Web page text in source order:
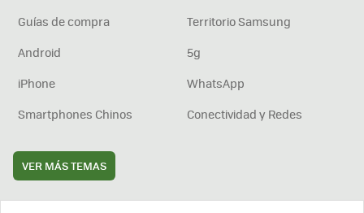
Guías de compra
Territorio Samsung
Android
5g
iPhone
WhatsApp
Smartphones Chinos
Conectividad y Redes
VER MÁS TEMAS